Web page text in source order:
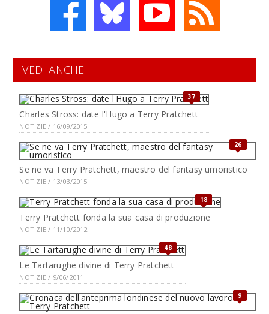
VEDI ANCHE
37
Charles Stross: date l'Hugo a Terry Pratchett
NOTIZIE / 16/09/2015
26
Se ne va Terry Pratchett, maestro del fantasy umoristico
NOTIZIE / 13/03/2015
18
Terry Pratchett fonda la sua casa di produzione
NOTIZIE / 11/10/2012
48
Le Tartarughe divine di Terry Pratchett
NOTIZIE / 9/06/2011
9